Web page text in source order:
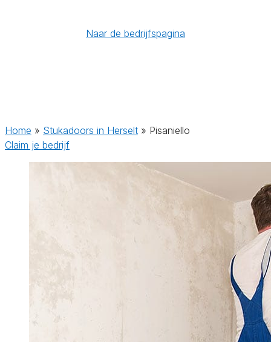
Naar de bedrijfspagina
Home » Stukadoors in Herselt » Pisaniello
Claim je bedrijf